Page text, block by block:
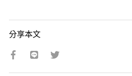
分享本文